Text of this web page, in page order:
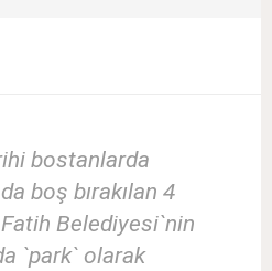
bostanlarda
boş bırakılan 4
Belediyesi`nin
`park` olarak